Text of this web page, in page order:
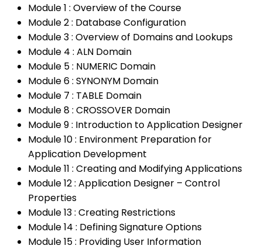
Module 1 : Overview of the Course
Module 2 : Database Configuration
Module 3 : Overview of Domains and Lookups
Module 4 : ALN Domain
Module 5 : NUMERIC Domain
Module 6 : SYNONYM Domain
Module 7 : TABLE Domain
Module 8 : CROSSOVER Domain
Module 9 : Introduction to Application Designer
Module 10 : Environment Preparation for
Application Development
Module 11 : Creating and Modifying Applications
Module 12 : Application Designer – Control
Properties
Module 13 : Creating Restrictions
Module 14 : Defining Signature Options
Module 15 : Providing User Information